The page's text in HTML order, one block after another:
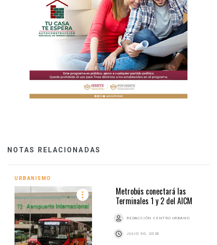
NOTAS RELACIONADAS
URBANISMO
Metrobús conectará las
Terminales 1 y 2 del AICM
REDACCIÓN CENTRO URBANO
JULIO 30, 2026